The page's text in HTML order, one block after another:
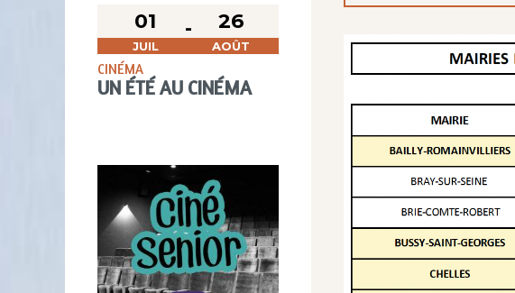
01
JUIL
26
AOÛT
CINÉMA
UN ÉTÉ AU CINÉMA